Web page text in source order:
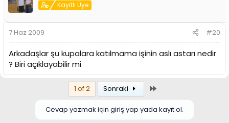
Kayıtlı Üye
7 Haz 2009 #20
Arkadaşlar şu kupalara katılmama işinin aslı astarı nedir
? Biri açıklayabilir mi
1 of 2 Sonraki
Cevap yazmak için giriş yap yada kayıt ol.